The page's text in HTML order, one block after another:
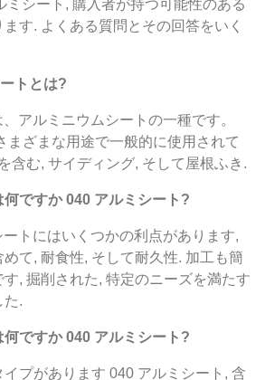
ミシート, 購入者が持つ可能性のある
す. よくある質問とその回答をいく
トとは?
アルミニウムシートの一種です。
まざまな用途で一般的に使用されて
含む, サイディング, そして屋根ふき.
ですか 040 アルミシート?
トにはいくつかの利点があります,
て, 耐食性, そして耐久性. 加工も簡
, 掘削された, 特定のニーズを満たす
た.
何ですか 040 アルミシート?
プがあります 040 アルミシート, 含